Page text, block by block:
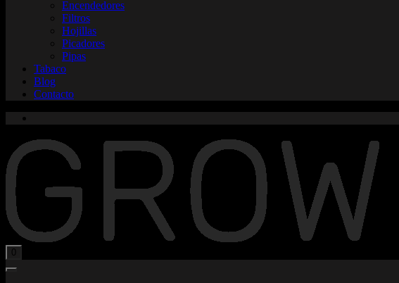
Encendedores
Filtros
Hojillas
Picadores
Pipas
Tabaco
Blog
Contacto
0